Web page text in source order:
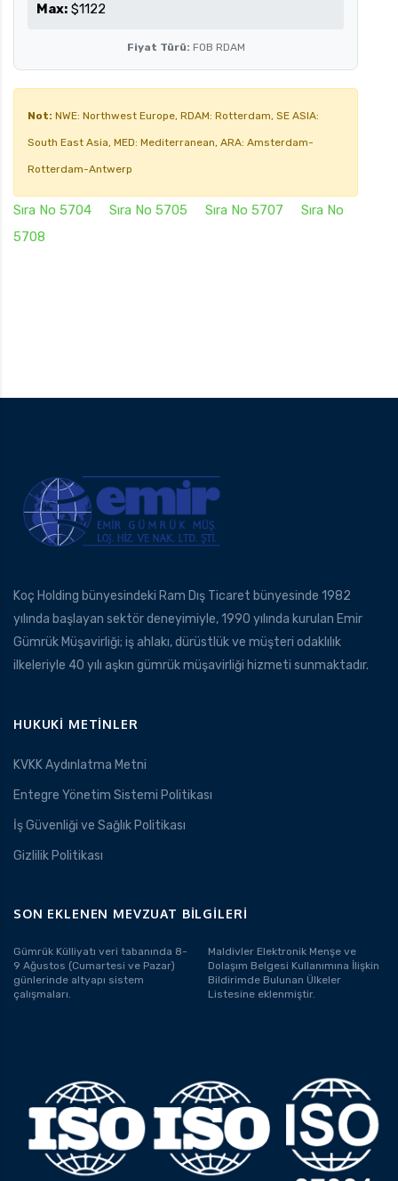
Max: $1122
Fiyat Türü: FOB RDAM
Not: NWE: Northwest Europe, RDAM: Rotterdam, SE ASIA:
South East Asia, MED: Mediterranean, ARA: Amsterdam-
Rotterdam-Antwerp
Sıra No 5704 Sıra No 5705 Sıra No 5707
Sıra No
5708
Koç Holding bünyesindeki Ram Dış Ticaret bünyesinde 1982
yılında başlayan sektör deneyimiyle, 1990 yılında kurulan Emir
Gümrük Müşavirliği; iş ahlakı, dürüstlük ve müşteri odaklılık
ilkeleriyle 40 yılı aşkın gümrük müşavirliği hizmeti sunmaktadır.
HUKUKI METINLER
KVKK Aydınlatma Metni
Entegre Yönetim Sistemi Politikası
İş Güvenliği ve Sağlık Politikası
Gizlilik Politikası
SON EKLENEN MEVZUAT BILGILERI
Gümrük Külliyatı veri tabanında 8-
9 Ağustos (Cumartesi ve Pazar)
günlerinde altyapı sistem
çalışmaları.
Maldivler Elektronik Menşe ve
Dolaşım Belgesi Kullanımına İlişkin
Bildirimde Bulunan Ülkeler
Listesine eklenmiştir.